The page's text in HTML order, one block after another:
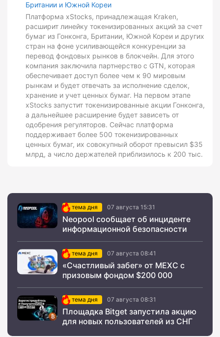
Британии и Южной Кореи
Платформа xStocks, принадлежащая Kraken,
расширит линейку токенизированных акций за счет
бумаг из Гонконга, Британии, Южной Кореи и других
стран на фоне усиливающейся конкуренции за
перевод фондовых рынков в блокчейн. Для этого
компания заключила партнерство с GTN, которая
обеспечивает доступ более чем к 90 мировым
рынкам и будет отвечать за исполнение сделок,
хранение и учет ценных бумаг. На первом этапе
xStocks запустит токенизированные акции Гонконга,
а дальнейшее расширение будет зависеть от
одобрения регуляторов. Сейчас платформа
поддерживает более 500 токенизированных
ценных бумаг, их совокупный оборот превысил $35
млрд, а число держателей приблизилось к 200 тыс.
тема дня 07 августа 15:31
Neopool сообщает об инциденте
информационной безопасности
тема дня 07 августа 08:41
«Счастливый забег» от MEXC с
призовым фондом $200 000
тема дня 07 августа 08:31
Площадка Bitget запустила акцию
для новых пользователей из СНГ